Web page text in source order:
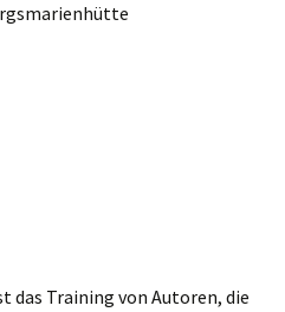
das Training von Autoren, die